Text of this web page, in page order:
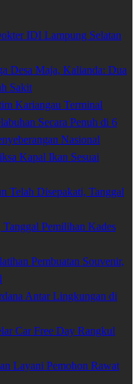
IDI Lampung Selatan
Desa Maja, Kalianda: Dua
Sakit
Kariangau Terminal
Secara Penuh di 6
Nasional
Kapal Ikan Sesuai
Telah Disepakati, Tanggal
Pemilihan Kades
Pembuatan Souvenir,
Antar Lingkungan di
Car Free Day Rangkul
Layani Pemohon Rawat